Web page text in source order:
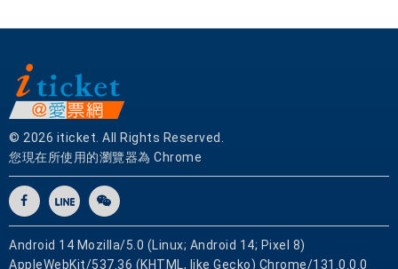
© 2026 iticket. All Rights Reserved.
您現在所使用的瀏覽器為 Chrome
Android 14 Mozilla/5.0 (Linux; Android 14; Pixel 8)
AppleWebKit/537.36 (KHTML, like Gecko) Chrome/131.0.0.0